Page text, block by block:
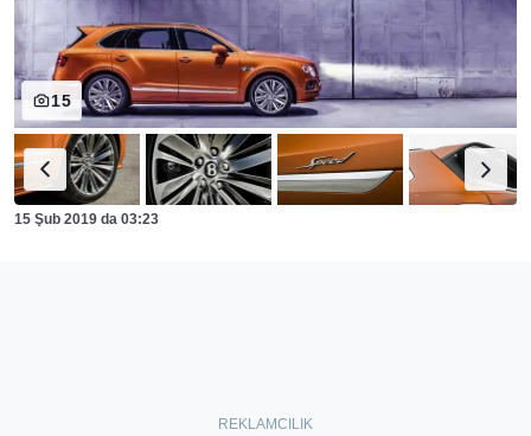
15
15 Şub 2019 da 03:23